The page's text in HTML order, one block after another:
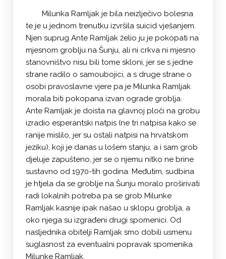
Milunka Ramljak je bila neizlječivo bolesna
te je u jednom trenutku izvršila suicid vješanjem.
Njen suprug Ante Ramljak želio ju je pokopati na
mjesnom groblju na Šunju, ali ni crkva ni mjesno
stanovništvo nisu bili tome skloni, jer se s jedne
strane radilo o samoubojici, a s druge strane o
osobi pravoslavne vjere pa je Milunka Ramljak
morala biti pokopana izvan ograde groblja.
Ante Ramljak je doista na glavnoj ploči na grobu
izradio esperantski natpis (ne tri natpisa kako se
ranije mislilo, jer su ostali natpisi na hrvatskom
jeziku), koji je danas u lošem stanju, a i sam grob
djeluje zapušteno, jer se o njemu nitko ne brine
sustavno od 1970-tih godina. Međutim, sudbina
je htjela da se groblje na Šunju moralo proširivati
radi lokalnih potreba pa se grob Milunke
Ramljak kasnije ipak našao u sklopu groblja, a
oko njega su izgrađeni drugi spomenici. Od
nasljednika obitelji Ramljak smo dobili usmenu
suglasnost za eventualni popravak spomenika
Milunke Ramljak.